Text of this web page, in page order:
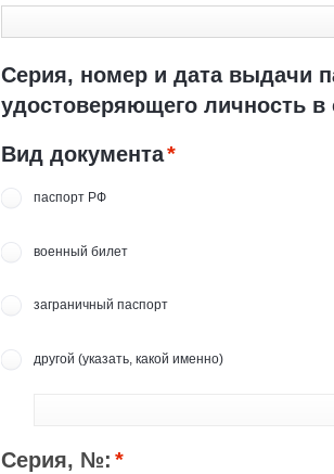
Серия, номер и дата выдачи
удостоверяющего личность в
Вид документа*
паспорт РФ
военный билет
заграничный паспорт
другой (указать, какой именно)
Серия, №: *